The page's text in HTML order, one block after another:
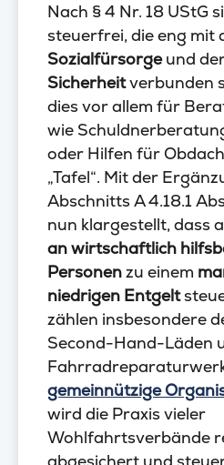
Nach § 4 Nr. 18 UStG
steuerfrei, die eng mit
Sozialfürsorgeund
Sicherheitverbunden
dies vor allem für
wie
oder Hilfen für
„Tafel“. Mit der
Abschnitts A 4.18.1
nun klargestellt, dass
an wirtschaftlich
Personenzu einem
niedrigen Entgelt
zählen insbesondere
Second-Hand-Läden
gemeinnützige
wird die Praxis vieler
Wohlfahrtsverbände